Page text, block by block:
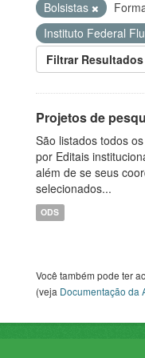
Bolsistas
Instituto Federal
Filtrar Resultados
Projetos de
São listados todos
por Editais
além de se seus
selecionados...
ODS
Você também pode ter
(veja Documentação da